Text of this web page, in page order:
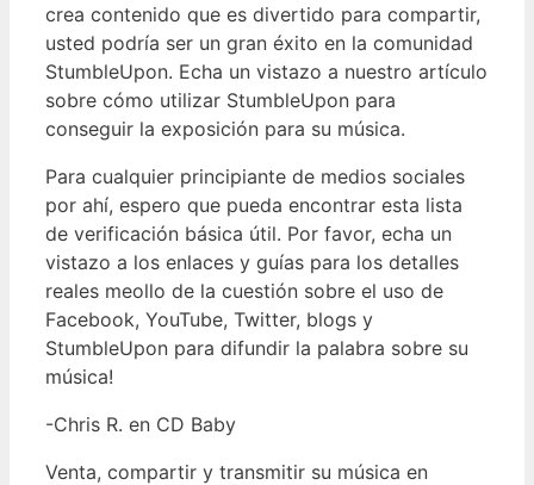
crea contenido que es divertido para compartir,
usted podría ser un gran éxito en la comunidad
StumbleUpon. Echa un vistazo a nuestro artículo
sobre cómo utilizar StumbleUpon para
conseguir la exposición para su música.
Para cualquier principiante de medios sociales
por ahí, espero que pueda encontrar esta lista
de verificación básica útil. Por favor, echa un
vistazo a los enlaces y guías para los detalles
reales meollo de la cuestión sobre el uso de
Facebook, YouTube, Twitter, blogs y
StumbleUpon para difundir la palabra sobre su
música!
-Chris R. en CD Baby
Venta, compartir y transmitir su música en